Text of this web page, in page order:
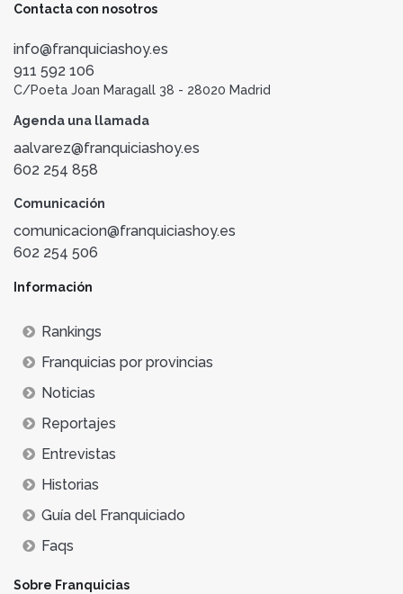
Contacta con nosotros
info@franquiciashoy.es
911 592 106
C/Poeta Joan Maragall 38 - 28020 Madrid
Agenda una llamada
aalvarez@franquiciashoy.es
602 254 858
Comunicación
comunicacion@franquiciashoy.es
602 254 506
Información
Rankings
Franquicias por provincias
Noticias
Reportajes
Entrevistas
Historias
Guía del Franquiciado
Faqs
Sobre Franquicias